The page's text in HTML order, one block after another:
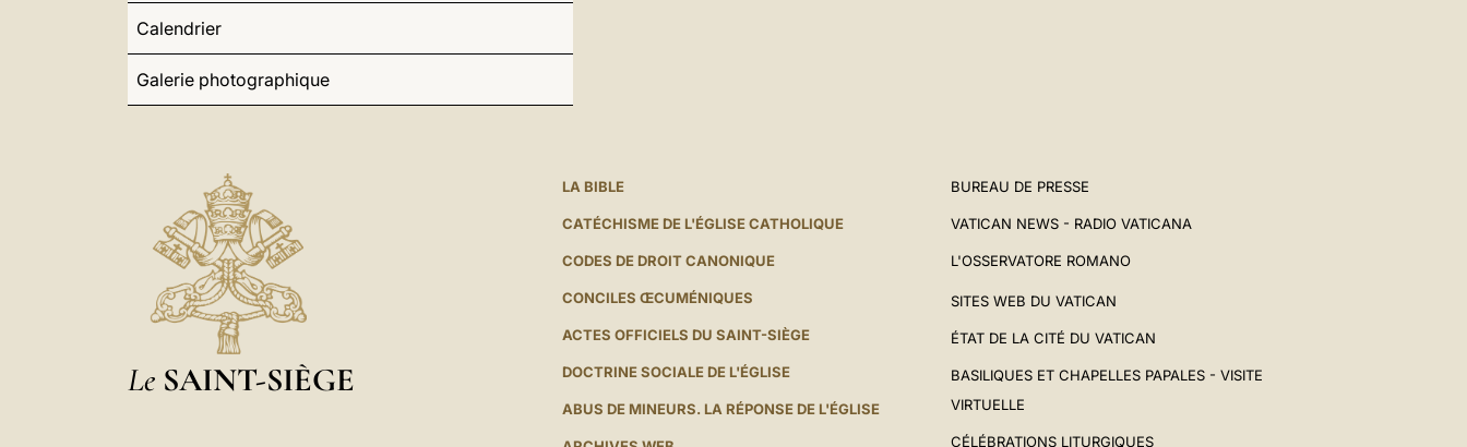
Calendrier
Galerie photographique
Le SAINT-SIÈGE
LA BIBLE
CATÉCHISME DE L'ÉGLISE CATHOLIQUE
CODES DE DROIT CANONIQUE
CONCILES ŒCUMÉNIQUES
ACTES OFFICIELS DU SAINT-SIÈGE
DOCTRINE SOCIALE DE L'ÉGLISE
ABUS DE MINEURS. LA RÉPONSE DE L'ÉGLISE
BUREAU DE PRESSE
VATICAN NEWS - RADIO VATICANA
L'OSSERVATORE ROMANO
SITES WEB DU VATICAN
ÉTAT DE LA CITÉ DU VATICAN
BASILIQUES ET CHAPELLES PAPALES - VISITE
VIRTUELLE
CÉLÉBRATIONS LITURGIQUES